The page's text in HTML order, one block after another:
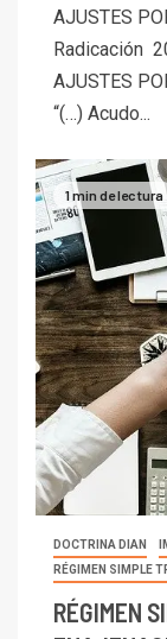
AJUSTES
Radicación
AJUSTES
“(…) Acudo...
1 min de lectura
DOCTRINA DIAN
RÉGIMEN SIMPLE
RÉGIMEN